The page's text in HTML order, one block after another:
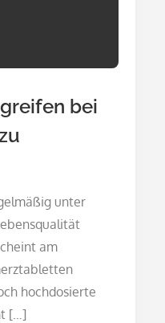
bei
unter
am
hochdosierte
[…]